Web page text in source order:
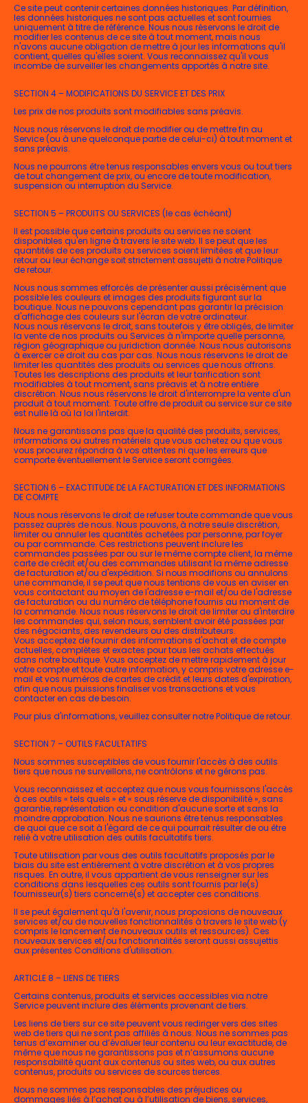
Ce site peut contenir certaines données historiques. Par définition,
les données historiques ne sont pas actuelles et sont fournies
uniquement à titre de référence. Nous nous réservons le droit de
modifier les contenus de ce site à tout moment, mais nous
n'avons aucune obligation de mettre à jour les informations qu'il
contient, quelles qu'elles soient. Vous reconnaissez qu'il vous
incombe de surveiller les changements apportés à notre site.
SECTION 4 – MODIFICATIONS DU SERVICE ET DES PRIX
Les prix de nos produits sont modifiables sans préavis.
Nous nous réservons le droit de modifier ou de mettre fin au
Service (ou à une quelconque partie de celui-ci) à tout moment et
sans préavis.
Nous ne pourrons être tenus responsables envers vous ou tout tiers
de tout changement de prix, ou encore de toute modification,
suspension ou interruption du Service.
SECTION 5 – PRODUITS OU SERVICES (le cas échéant)
Il est possible que certains produits ou services ne soient
disponibles qu'en ligne à travers le site web. Il se peut que les
quantités de ces produits ou services soient limitées et que leur
retour ou leur échange soit strictement assujetti à notre Politique
de retour.
Nous nous sommes efforcés de présenter aussi précisément que
possible les couleurs et images des produits figurant sur la
boutique. Nous ne pouvons cependant pas garantir la précision
d'affichage des couleurs sur l'écran de votre ordinateur.
Nous nous réservons le droit, sans toutefois y être obligés, de limiter
la vente de nos produits ou Services à n'importe quelle personne,
région géographique ou juridiction donnée. Nous nous autorisons
à exercer ce droit au cas par cas. Nous nous réservons le droit de
limiter les quantités des produits ou services que nous offrons.
Toutes les descriptions des produits et leur tarification sont
modifiables à tout moment, sans préavis et à notre entière
discrétion. Nous nous réservons le droit d'interrompre la vente d'un
produit à tout moment. Toute offre de produit ou service sur ce site
est nulle là où la loi l'interdit.
Nous ne garantissons pas que la qualité des produits, services,
informations ou autres matériels que vous achetez ou que vous
vous procurez répondra à vos attentes ni que les erreurs que
comporte éventuellement le Service seront corrigées.
SECTION 6 – EXACTITUDE DE LA FACTURATION ET DES INFORMATIONS
DE COMPTE
Nous nous réservons le droit de refuser toute commande que vous
passez auprès de nous. Nous pouvons, à notre seule discrétion,
limiter ou annuler les quantités achetées par personne, par foyer
ou par commande. Ces restrictions peuvent inclure les
commandes passées par ou sur le même compte client, la même
carte de crédit et/ou des commandes utilisant la même adresse
de facturation et/ou d'expédition. Si nous modifions ou annulons
une commande, il se peut que nous tentions de vous en aviser en
vous contactant au moyen de l'adresse e-mail et/ou de l'adresse
de facturation ou du numéro de téléphone fournis au moment de
la commande. Nous nous réservons le droit de limiter ou d'interdire
les commandes qui, selon nous, semblent avoir été passées par
des négociants, des revendeurs ou des distributeurs.
Vous acceptez de fournir des informations d'achat et de compte
actuelles, complètes et exactes pour tous les achats effectués
dans notre boutique. Vous acceptez de mettre rapidement à jour
votre compte et toute autre information, y compris votre adresse e-
mail et vos numéros de cartes de crédit et leurs dates d'expiration,
afin que nous puissions finaliser vos transactions et vous
contacter en cas de besoin.
Pour plus d'informations, veuillez consulter notre Politique de retour.
SECTION 7 – OUTILS FACULTATIFS
Nous sommes susceptibles de vous fournir l'accès à des outils
tiers que nous ne surveillons, ne contrôlons et ne gérons pas.
Vous reconnaissez et acceptez que nous vous fournissons l'accès
à ces outils « tels quels » et « sous réserve de disponibilité », sans
garantie, représentation ou condition d'aucune sorte et sans la
moindre approbation. Nous ne saurions être tenus responsables
de quoi que ce soit à l'égard de ce qui pourrait résulter de ou être
relié à votre utilisation des outils facultatifs tiers.
Toute utilisation par vous des outils facultatifs proposés par le
biais du site est entièrement à votre discrétion et à vos propres
risques. En outre, il vous appartient de vous renseigner sur les
conditions dans lesquelles ces outils sont fournis par le(s)
fournisseur(s) tiers concerné(s) et accepter ces conditions.
Il se peut également qu'à l'avenir, nous proposions de nouveaux
services et/ou de nouvelles fonctionnalités à travers le site web (y
compris le lancement de nouveaux outils et ressources). Ces
nouveaux services et/ou fonctionnalités seront aussi assujettis
aux présentes Conditions d'utilisation.
ARTICLE 8 – LIENS DE TIERS
Certains contenus, produits et services accessibles via notre
Service peuvent inclure des éléments provenant de tiers.
Les liens de tiers sur ce site peuvent vous rediriger vers des sites
web de tiers qui ne sont pas affiliés à nous. Nous ne sommes pas
tenus d’examiner ou d’évaluer leur contenu ou leur exactitude, de
même que nous ne garantissons pas et n’assumons aucune
responsabilité quant aux contenus ou sites web, ou aux autres
contenus, produits ou services de sources tierces.
Nous ne sommes pas responsables des préjudices ou
dommages liés à l’achat ou à l’utilisation de biens, services,